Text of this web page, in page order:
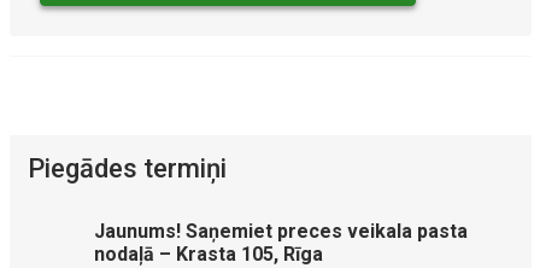
Piegādes termiņi
Jaunums! Saņemiet preces veikala pasta
nodaļā – Krasta 105, Rīga